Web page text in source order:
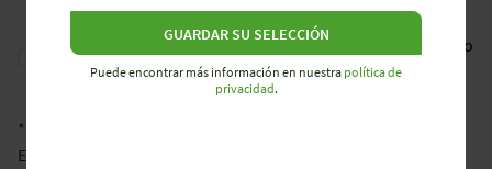
Sí, también doy mi consentimiento para el procesamiento
de mis datos con el fin del envío de informatión.
* Campo obligatorio
Encontrará más información sobre el procesamiento de sus
GUARDAR SU SELECCIÓN
Puede encontrar más información en nuestra política de
privacidad.